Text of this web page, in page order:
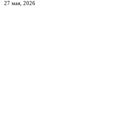
27 мая, 2026